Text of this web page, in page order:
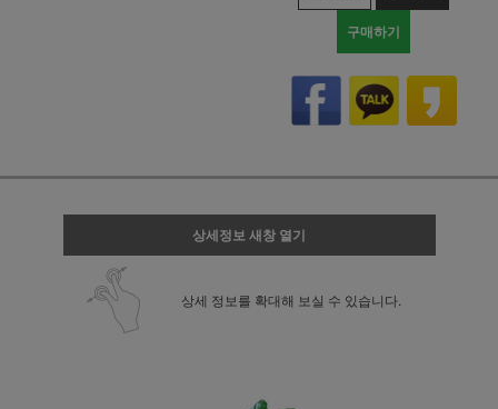
구매하기
상세정보 새창 열기
상세 정보를 확대해 보실 수 있습니다.